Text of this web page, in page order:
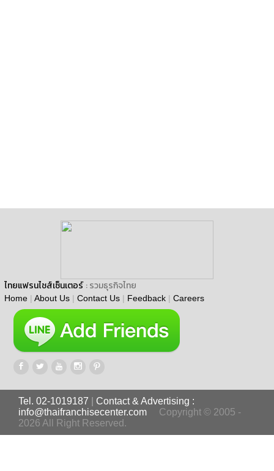
ไทยแฟรนไชส์เซ็นเตอร์ : รวมธุรกิจไทย
Home | About Us | Contact Us | Feedback | Careers
Tel. 02-1019187
Contact & Advertising :
info@thaifranchisecenter.com
Copyright © 2005 -
2026 All Right Reserved.